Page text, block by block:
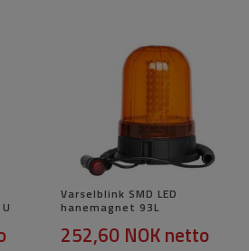
Varselblink SMD LED
hanemagnet 93L
252,60 NOKnetto